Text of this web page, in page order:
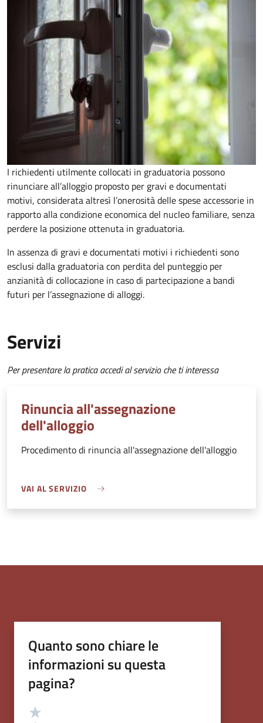
I richiedenti utilmente collocati in graduatoria possono
rinunciare all’alloggio proposto per gravi e documentati
motivi, considerata altresì l’onerosità delle spese accessorie in
rapporto alla condizione economica del nucleo familiare, senza
perdere la posizione ottenuta in graduatoria.
In assenza di gravi e documentati motivi i richiedenti sono
esclusi dalla graduatoria con perdita del punteggio per
anzianità di collocazione in caso di partecipazione a bandi
futuri per l’assegnazione di alloggi.
Servizi
Per presentare la pratica accedi al servizio che ti interessa
Rinuncia all'assegnazione
dell'alloggio
Procedimento di rinuncia all'assegnazione dell'alloggio
VAI AL SERVIZIO
Quanto sono chiare le
informazioni su questa
pagina?
Valutazione